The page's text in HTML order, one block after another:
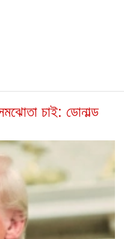
চাই: ডোনাল্ড